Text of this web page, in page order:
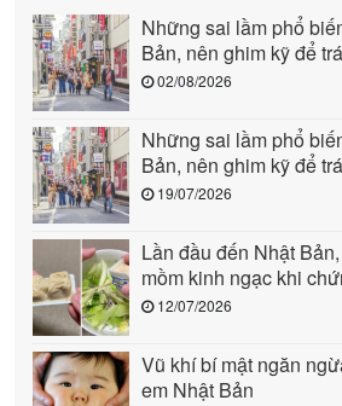
Những sai lầm phổ
Bản, nên ghim kỹ để
người (phần 2)
02/08/2026
Những sai lầm phổ
Bản, nên ghim kỹ để
người (phần 1)
19/07/2026
Lần đầu đến Nhật
mồm kinh ngạc khi
cảnh này: Quả là
12/07/2026
Vũ khí bí mật ngăn
em Nhật Bản